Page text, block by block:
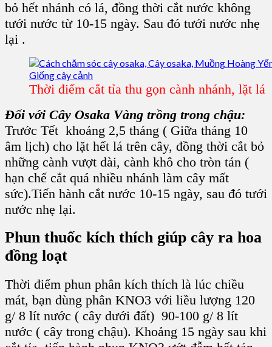
bỏ hết nhánh có lá, đồng thời cắt nước không
tưới nước từ 10-15 ngày. Sau đó tưới nước nhẹ
lại .
Thời điểm cắt tỉa thu gọn cành nhánh, lặt lá
Đối với Cây Osaka Vàng trồng trong chậu:
Trước Tết khoảng 2,5 tháng ( Giữa tháng 10
âm lịch) cho lặt hết lá trên cây, đồng thời cắt bỏ
những cành vượt dài, cành khô cho tròn tán (
hạn chế cắt quá nhiều nhánh làm cây mất
sức).Tiến hành cắt nước 10-15 ngày, sau đó tưới
nước nhẹ lại.
Phun thuốc kích thích giúp cây ra hoa
đồng loạt
Thời điểm phun phân kích thích là lúc chiều
mát, bạn dùng phân KNO3 với liều lượng 120
g/ 8 lít nước ( cây dưới đất) 90-100 g/ 8 lít
nước ( cây trong chậu). Khoảng 15 ngày sau khi